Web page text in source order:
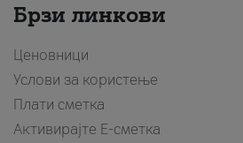
Брзи линкови
Ценовници
Услови за користење
Плати сметка
Активирајте Е-сметка